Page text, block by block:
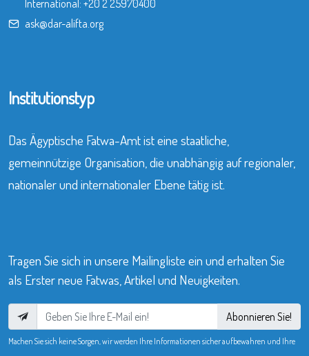
International: +20 2 25970400
ask@dar-alifta.org
Institutionstyp
Das Ägyptische Fatwa-Amt ist eine staatliche,
gemeinnützige Organisation, die unabhängig auf regionaler,
nationaler und internationaler Ebene tätig ist.
Tragen Sie sich in unsere Mailingliste ein und erhalten Sie
als Erster neue Fatwas, Artikel und Neuigkeiten.
Abonnieren Sie!
Machen Sie sich keine Sorgen, wir werden Ihre Informationen sicher aufbewahren und Ihre